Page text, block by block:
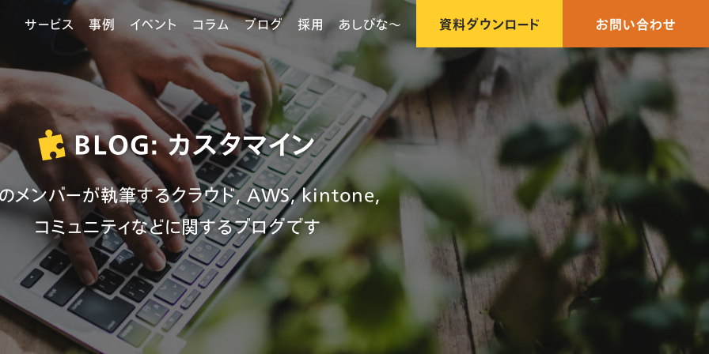
サービス 事例 イベント コラム ブログ 採用 あしびな〜 資料ダウンロード お問い合わせ
BLOG: カスタマイン
メンバーが執筆するクラウド, AWS, kintone,
コミュニティなどに関するブログです